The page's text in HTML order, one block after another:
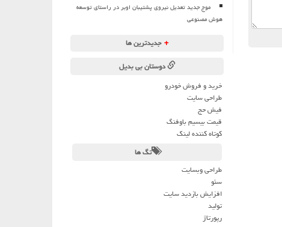
موج جدید تعدیل نیروی پشتیبان اوبر در راستای توسعه
هوش مصنوعی
+ جدیدترین ها
دوستان بی بدیل
خرید و فروش خودرو
طراحی سایت
فیش حج
قیمت بیسیم باوفنگ
کوتاه کننده لینک
تگ ها
طراحی وبسایت
سئو
افزایش بازدید سایت
تولید
رپورتاژ